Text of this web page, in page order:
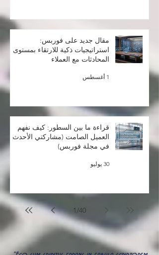
مقال جديد على فوربس:
استراتيجيات ذكية للارتقاء بمستوى
1 أغسطس
العميل الصامت (مشاركتي الأحدث
30 يوليو